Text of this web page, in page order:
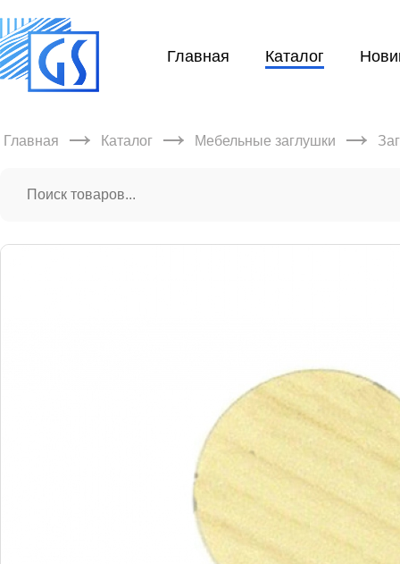
Главная Каталог
Главная → Каталог → Мебельные заглушки →